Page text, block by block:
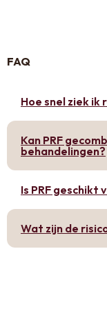
FAQ
Hoe snel ziek ik
Kan PRF
behandelingen?
Is PRF geschikt
Wat zijn de